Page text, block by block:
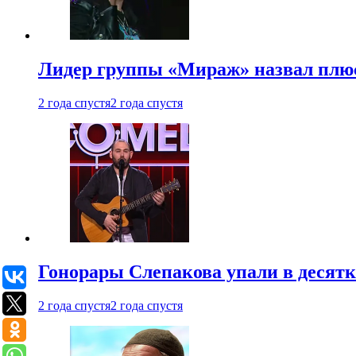
Лидер группы «Мираж» назвал
2 года спустя2 года спустя
Гонорары Слепакова упали в
2 года спустя2 года спустя